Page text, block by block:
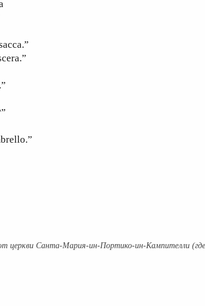
церкви Санта-Мария-ин-Портико-ин-Кампителли